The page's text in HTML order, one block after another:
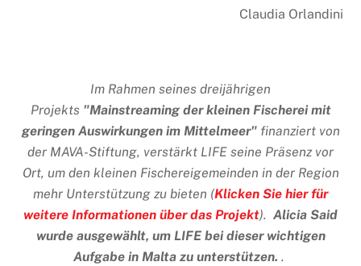
Claudia Orlandini
Im Rahmen seines dreijährigen
Projekts "Mainstreaming der kleinen Fischerei mit
geringen Auswirkungen im Mittelmeer"finanziert von
der MAVA-Stiftung, verstärkt LIFE seine Präsenz vor
Ort, um den kleinen Fischereigemeinden in der Region
mehr Unterstützung zu bieten (Klicken Sie hier für
weitere Informationen über das Projekt). Alicia Said
wurde ausgewählt, um LIFE bei dieser wichtigen
Aufgabe in Malta zu unterstützen. .